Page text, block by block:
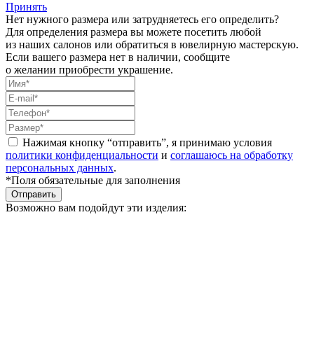
Принять
Нет нужного размера или затрудняетесь его определить?
Для определения размера вы можете посетить любой
из наших салонов или обратиться в ювелирную мастерскую.
Если вашего размера нет в наличии, сообщите
о желании приобрести украшение.
Нажимая кнопку “отправить”, я принимаю условия
политики конфиденциальности и соглашаюсь на обработку
персональных данных.
*Поля обязательные для заполнения
Отправить
Возможно вам подойдут эти изделия: